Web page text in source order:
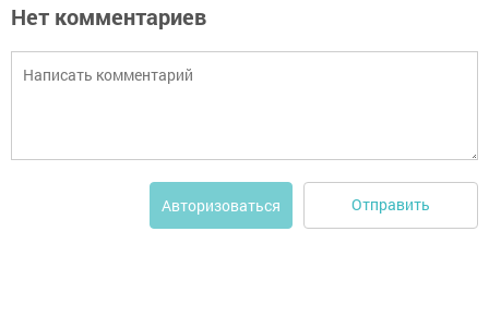
Нет комментариев
Авторизоваться Отправить